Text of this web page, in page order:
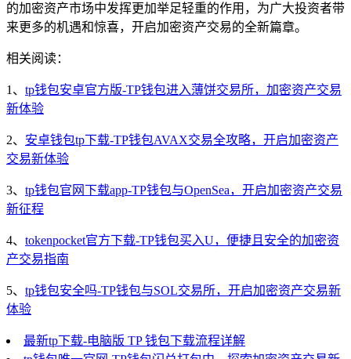
的加密资产市场中发挥更加举足轻重的作用，为广大投资者带
来更多的机遇和惊喜，开启加密资产交易的全新篇章。
相关阅读：
1、 tp钱包安卓官方版-TP钱包进入薄饼交易所，加密资产交易
新体验
2、 安卓钱包tp下载-TP钱包AVAX交易全攻略，开启加密资产
交易新体验
3、 tp钱包官网下载app-TP钱包与OpenSea，开启加密资产交易
新征程
4、 tokenpocket官方下载-TP钱包买入U，便捷且安全的加密资
产交易指南
5、 tp钱包安全吗-TP钱包与SOL交易所，开启加密资产交易新
体验
最新tp下载-电脑版 TP 钱包下载流程详解